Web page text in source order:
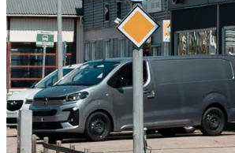
Serviceverkstad